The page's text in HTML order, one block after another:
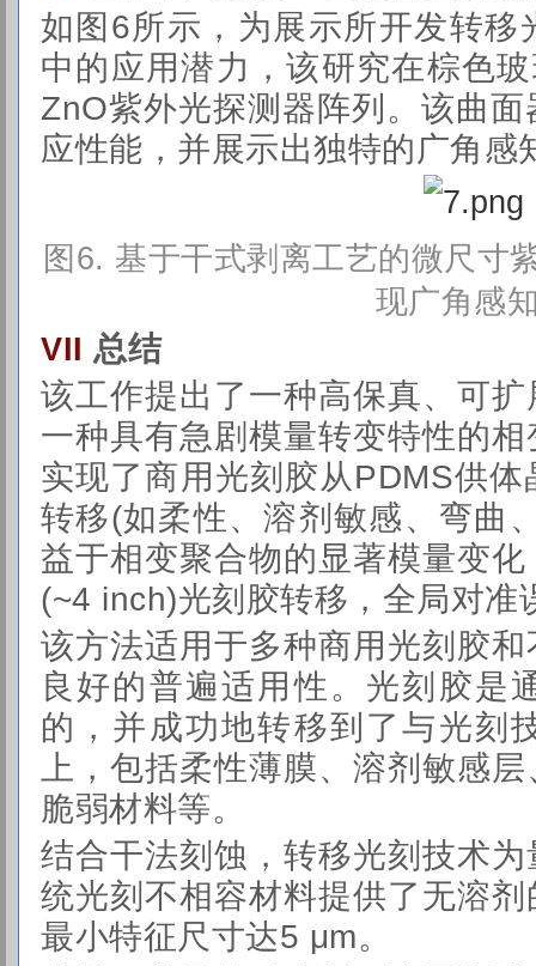
如图6所示，为展示所开发转移
中的应用潜力，该研究在棕色
ZnO紫外光探测器阵列。该曲
应性能，并展示出独特的广角感
图 6. 基于干式剥离工艺的微尺寸
现广角感
VII 总结
该工作提出了一种高保真、可
一种具有急剧模量转变特性的
实现了商用光刻胶从PDMS供
转移(如柔性、溶剂敏感、弯曲
益于相变聚合物的显著模量变
(~4 inch)光刻胶转移，全局对准
该方法适用于多种商用光刻胶
良好的普遍适用性。光刻胶是
的，并成功地转移到了与光刻
上，包括柔性薄膜、溶剂敏感
脆弱材料等。
结合干法刻蚀，转移光刻技术
统光刻不相容材料提供了无溶
最小特征尺寸达5 μm。